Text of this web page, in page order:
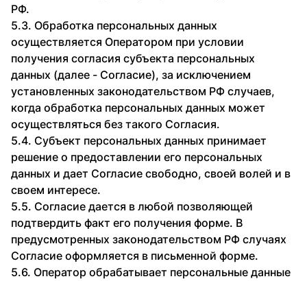
РФ.
5.3. Обработка персональных данных
осуществляется Оператором при условии
получения согласия субъекта персональных
данных (далее - Согласие), за исключением
установленных законодательством РФ случаев,
когда обработка персональных данных может
осуществляться без такого Согласия.
5.4. Субъект персональных данных принимает
решение о предоставлении его персональных
данных и дает Согласие свободно, своей волей и в
своем интересе.
5.5. Согласие дается в любой позволяющей
подтвердить факт его получения форме. В
предусмотренных законодательством РФ случаях
Согласие оформляется в письменной форме.
5.6. Оператор обрабатывает персональные данные